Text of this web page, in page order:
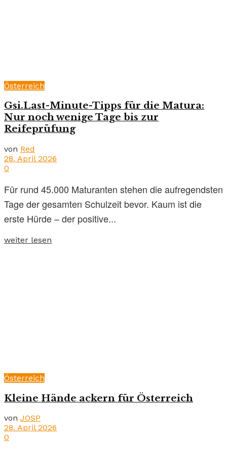
Österreich
Gsi.Last-Minute-Tipps für die Matura:
Nur noch wenige Tage bis zur
Reifeprüfung
von Red
28. April 2026
0
Für rund 45.000 Maturanten stehen die aufregendsten
Tage der gesamten Schulzeit bevor. Kaum ist die
erste Hürde – der positive...
weiter lesen
Österreich
Kleine Hände ackern für Österreich
von JOSP
28. April 2026
0